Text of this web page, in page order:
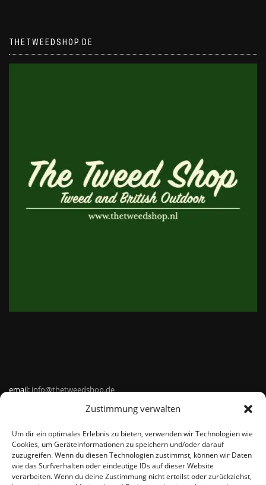
Zustimmung verwalten
Um dir ein optimales Erlebnis zu bieten, verwenden wir Technologien wie
Cookies, um Geräteinformationen zu speichern und/oder darauf
zuzugreifen. Wenn du diesen Technologien zustimmst, können wir Daten
wie das Surfverhalten oder eindeutige IDs auf dieser Website
verarbeiten. Wenn du deine Zustimmung nicht erteilst oder zurückziehst,
THETWEEDSHOP.DE
email:info@thetweedshop.de
Kvk Nummer: 88959732
MWSnr: NL864836247B01